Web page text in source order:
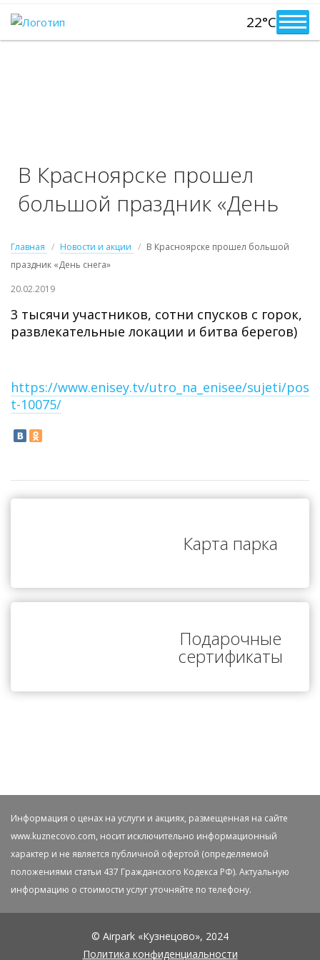
22°C
В Красноярске прошел
большой праздник «День
Главная Новости и акции
В Красноярске прошел большой
праздник «День снега»
20.02.2019
3 тысячи участников, сотни спусков с горок,
развлекательные локации и битва берегов)
https://www.enisey.tv/utro_na_enisee/sujeti/pos
t-10075/
Карта парка
Подарочные
сертификаты
Информация о ценах на услуги и акциях, размещенная на сайте
www.kuznecovo.com, носит исключительно информационный
характер и не является публичной офертой (определяемой
положениями статьи 437 Гражданского Кодекса РФ). Актуальную
информацию о стоимости услуг уточняйте по телефону.
© Airpark «Кузнецово», 2024
Политика конфиденциальности